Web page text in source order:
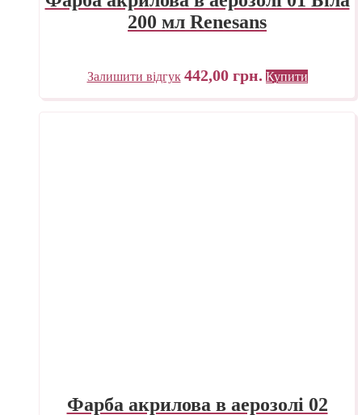
200 мл Renesans
Залишити відгук 442,00 грн. Купити
Фарба акрилова в аерозолі 02